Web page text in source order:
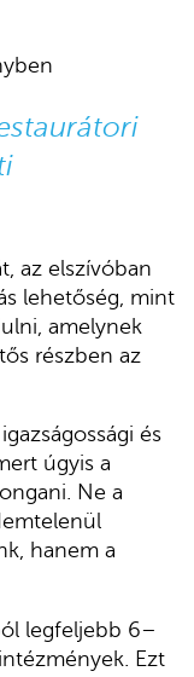
az elszívóban
lehetőség, mint
amelynek
részben az
és
úgyis a
Ne a
hanem a
legfeljebb 6–
Ezt